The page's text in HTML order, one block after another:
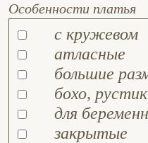
Особенности платья
c кружевом
атласные
большие
бохо, рустик
для
закрытые